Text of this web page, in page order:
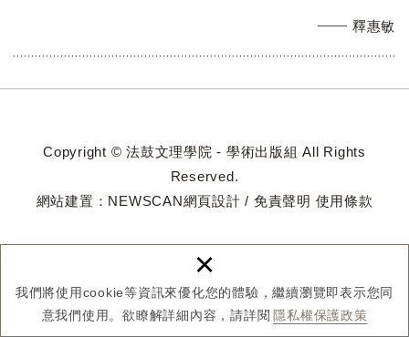
我們將使用cookie等資訊來優化您的體驗，繼續瀏覽即表示您同
意我們使用。欲瞭解詳細內容，請詳閱 隱私權保護政策
×
釋惠敏
Copyright © 法鼓文理學院 - 學術出版組 All Rights
Reserved.
網站建置： NEWSCAN網頁設計 / 免責聲明 使用條款